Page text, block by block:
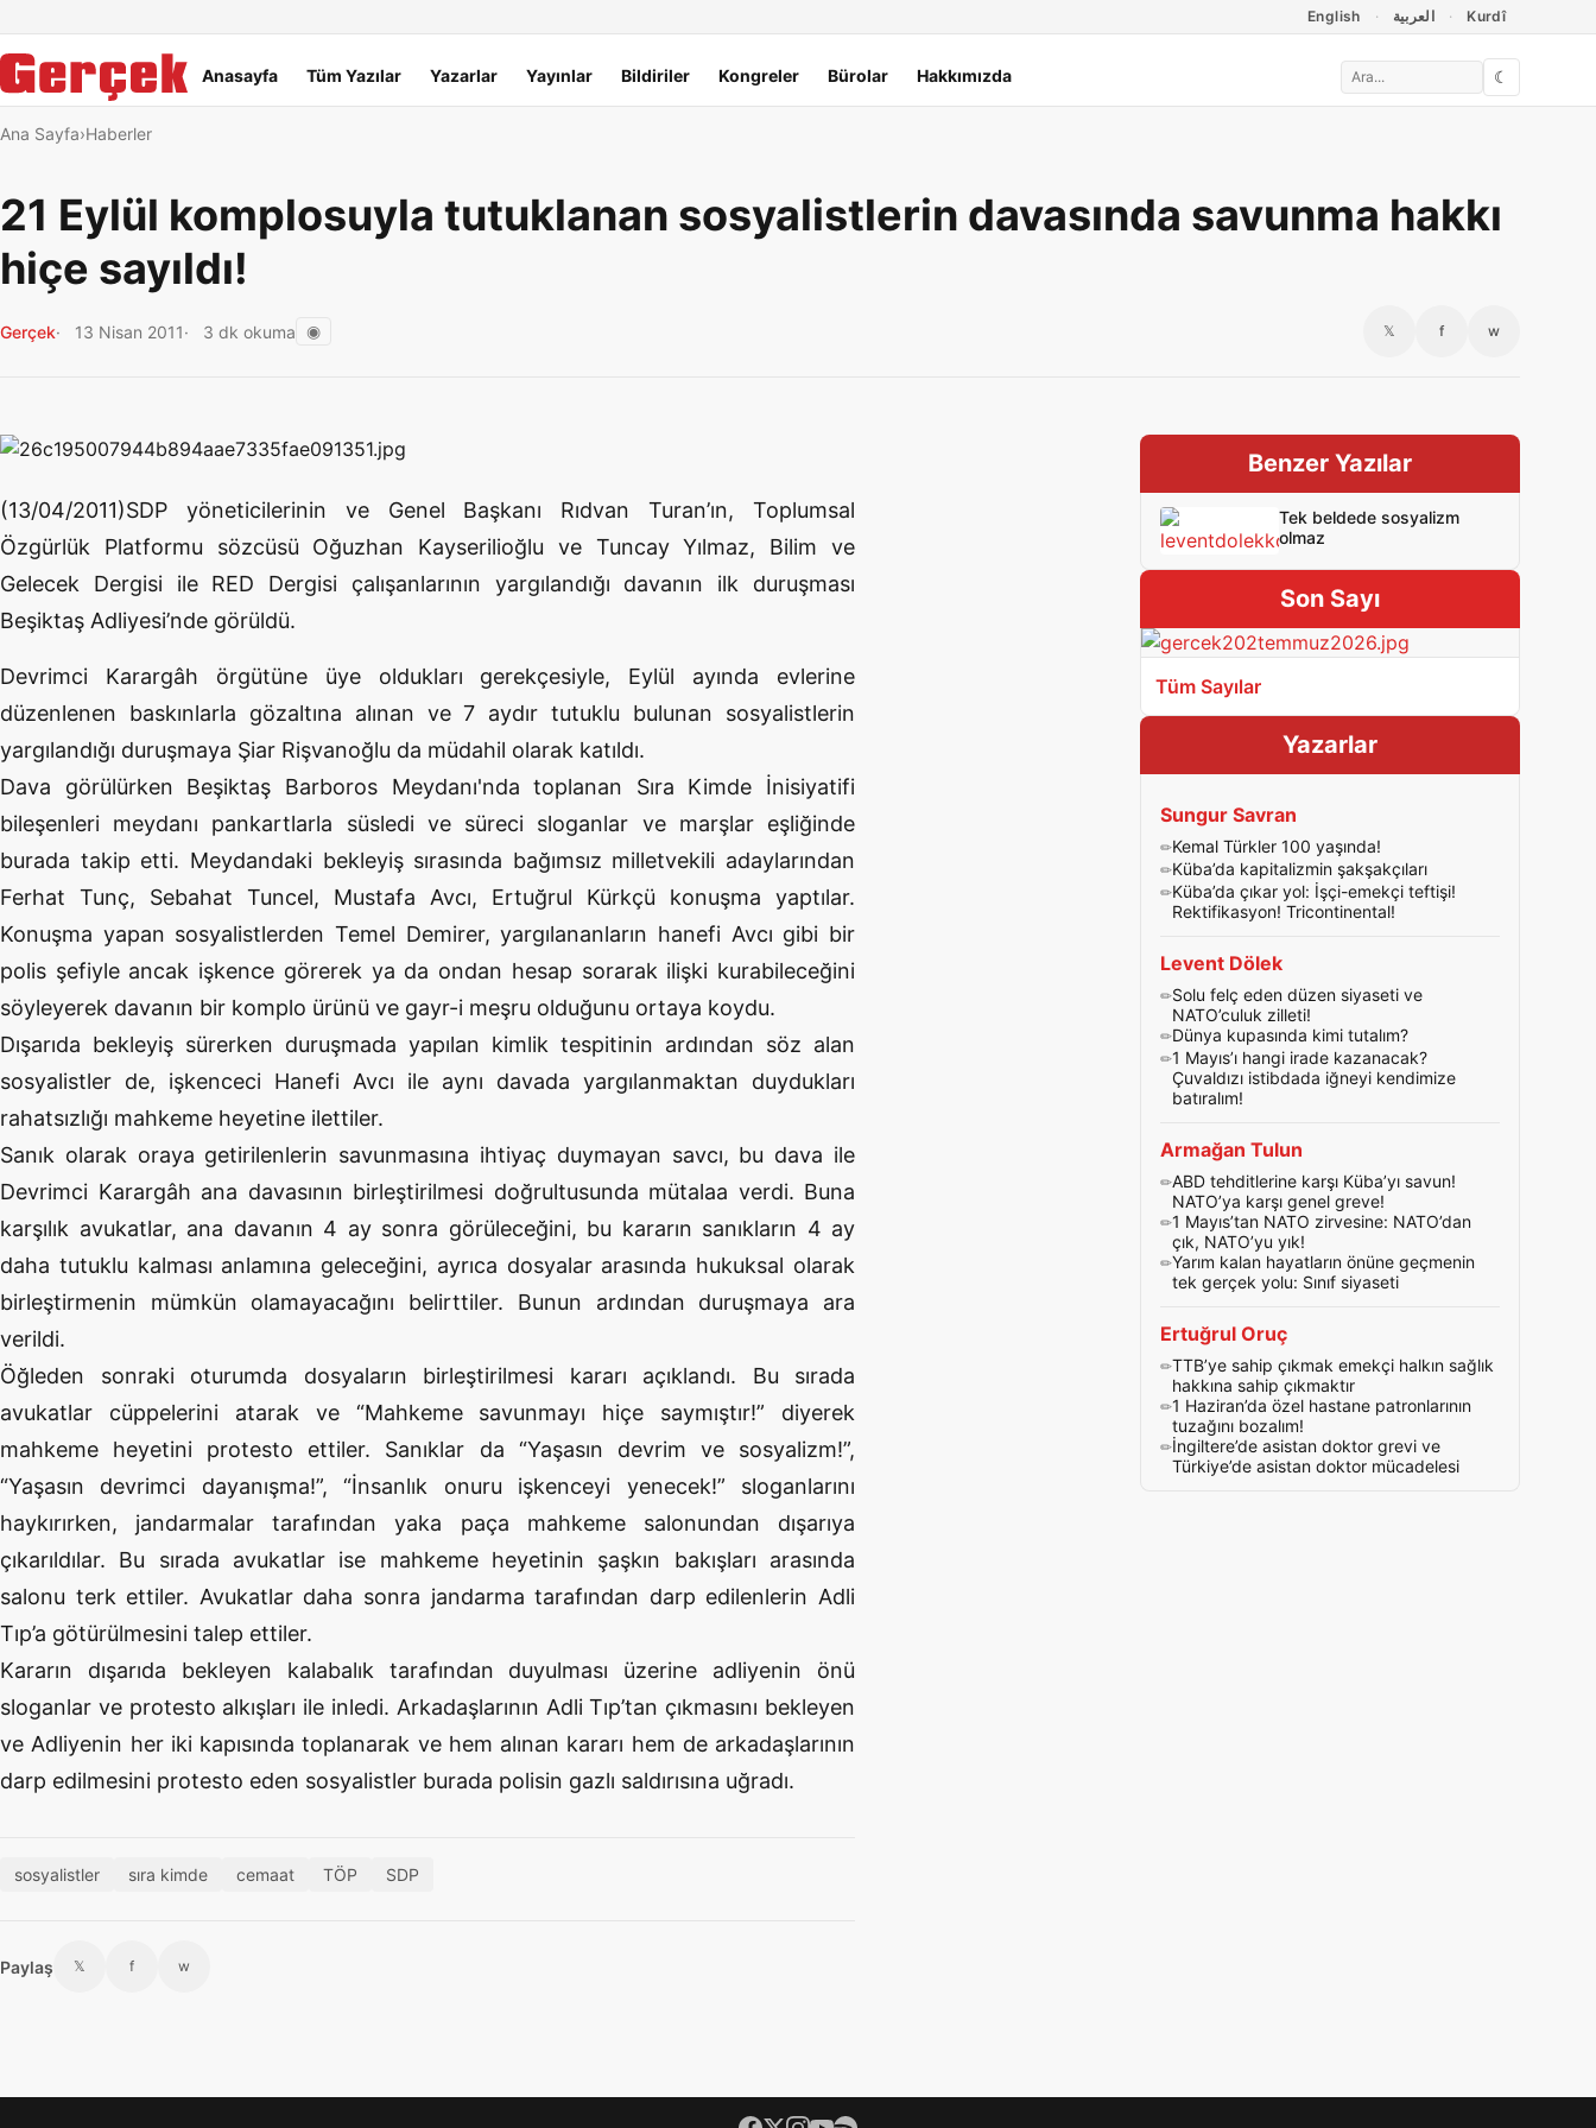
English العربية Kurdî
Ana menü
Anasayfa Tüm Yazılar Yazarlar Yayınlar Bildiriler Kongreler Bürolar Hakkımızda ☾
Ana Sayfa Haberler
21 Eylül komplosuyla tutuklanan sosyalistlerin davasında savunma hakkı
hiçe sayıldı!
Gerçek 13 Nisan 2011 3 dk okuma ◉ 𝕏 f w
(13/04/2011)SDP yöneticilerinin ve Genel Başkanı Rıdvan Turan’ın, Toplumsal
Özgürlük Platformu sözcüsü Oğuzhan Kayserilioğlu ve Tuncay Yılmaz, Bilim ve
Gelecek Dergisi ile RED Dergisi çalışanlarının yargılandığı davanın ilk duruşması
Beşiktaş Adliyesi’nde görüldü.
Devrimci Karargâh örgütüne üye oldukları gerekçesiyle, Eylül ayında evlerine
düzenlenen baskınlarla gözaltına alınan ve 7 aydır tutuklu bulunan sosyalistlerin
yargılandığı duruşmaya Şiar Rişvanoğlu da müdahil olarak katıldı.
Dava görülürken Beşiktaş Barboros Meydanı'nda toplanan Sıra Kimde İnisiyatifi
bileşenleri meydanı pankartlarla süsledi ve süreci sloganlar ve marşlar eşliğinde
burada takip etti. Meydandaki bekleyiş sırasında bağımsız milletvekili adaylarından
Ferhat Tunç, Sebahat Tuncel, Mustafa Avcı, Ertuğrul Kürkçü konuşma yaptılar.
Konuşma yapan sosyalistlerden Temel Demirer, yargılananların hanefi Avcı gibi bir
polis şefiyle ancak işkence görerek ya da ondan hesap sorarak ilişki kurabileceğini
söyleyerek davanın bir komplo ürünü ve gayr-i meşru olduğunu ortaya koydu.
Dışarıda bekleyiş sürerken duruşmada yapılan kimlik tespitinin ardından söz alan
sosyalistler de, işkenceci Hanefi Avcı ile aynı davada yargılanmaktan duydukları
rahatsızlığı mahkeme heyetine ilettiler.
Sanık olarak oraya getirilenlerin savunmasına ihtiyaç duymayan savcı, bu dava ile
Devrimci Karargâh ana davasının birleştirilmesi doğrultusunda mütalaa verdi. Buna
karşılık avukatlar, ana davanın 4 ay sonra görüleceğini, bu kararın sanıkların 4 ay
daha tutuklu kalması anlamına geleceğini, ayrıca dosyalar arasında hukuksal olarak
birleştirmenin mümkün olamayacağını belirttiler. Bunun ardından duruşmaya ara
verildi.
Öğleden sonraki oturumda dosyaların birleştirilmesi kararı açıklandı. Bu sırada
avukatlar cüppelerini atarak ve “Mahkeme savunmayı hiçe saymıştır!” diyerek
mahkeme heyetini protesto ettiler. Sanıklar da “Yaşasın devrim ve sosyalizm!”,
“Yaşasın devrimci dayanışma!”, “İnsanlık onuru işkenceyi yenecek!” sloganlarını
haykırırken, jandarmalar tarafından yaka paça mahkeme salonundan dışarıya
çıkarıldılar. Bu sırada avukatlar ise mahkeme heyetinin şaşkın bakışları arasında
salonu terk ettiler. Avukatlar daha sonra jandarma tarafından darp edilenlerin Adli
Tıp’a götürülmesini talep ettiler.
Kararın dışarıda bekleyen kalabalık tarafından duyulması üzerine adliyenin önü
sloganlar ve protesto alkışları ile inledi. Arkadaşlarının Adli Tıp’tan çıkmasını bekleyen
ve Adliyenin her iki kapısında toplanarak ve hem alınan kararı hem de arkadaşlarının
darp edilmesini protesto eden sosyalistler burada polisin gazlı saldırısına uğradı.
sosyalistler sıra kimde cemaat TÖP SDP
Paylaş 𝕏 f w
Benzer Yazılar
Tek beldede sosyalizm
olmaz
Son Sayı
Tüm Sayılar
Yazarlar
Sungur Savran
Kemal Türkler 100 yaşında!
Küba’da kapitalizmin şakşakçıları
Küba’da çıkar yol: İşçi-emekçi teftişi!
Rektifikasyon! Tricontinental!
Levent Dölek
Solu felç eden düzen siyaseti ve
NATO’culuk zilleti!
Dünya kupasında kimi tutalım?
1 Mayıs’ı hangi irade kazanacak?
Çuvaldızı istibdada iğneyi kendimize
batıralım!
Armağan Tulun
ABD tehditlerine karşı Küba’yı savun!
NATO’ya karşı genel greve!
1 Mayıs’tan NATO zirvesine: NATO’dan
çık, NATO’yu yık!
Yarım kalan hayatların önüne geçmenin
tek gerçek yolu: Sınıf siyaseti
Ertuğrul Oruç
TTB’ye sahip çıkmak emekçi halkın sağlık
hakkına sahip çıkmaktır
1 Haziran’da özel hastane patronlarının
tuzağını bozalım!
İngiltere’de asistan doktor grevi ve
Türkiye’de asistan doktor mücadelesi